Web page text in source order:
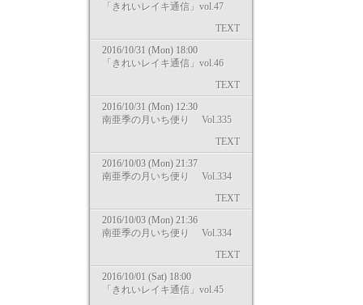
「きれいレイキ通信」vol.47
TEXT
2016/10/31 (Mon) 18:00
「きれいレイキ通信」vol.46
TEXT
2016/10/31 (Mon) 12:30
南亜季の月いち便り Vol.335
TEXT
2016/10/03 (Mon) 21:37
南亜季の月いち便り Vol.334
TEXT
2016/10/03 (Mon) 21:36
南亜季の月いち便り Vol.334
TEXT
2016/10/01 (Sat) 18:00
「きれいレイキ通信」vol.45